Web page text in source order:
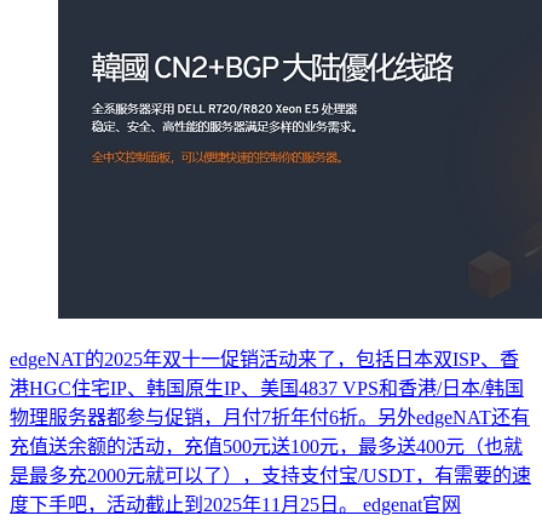
edgeNAT的2025年双十一促销活动来了，包括日本双ISP、香
港HGC住宅IP、韩国原生IP、美国4837 VPS和香港/日本/韩国
物理服务器都参与促销，月付7折年付6折。另外edgeNAT还有
充值送余额的活动，充值500元送100元，最多送400元（也就
是最多充2000元就可以了），支持支付宝/USDT，有需要的速
度下手吧，活动截止到2025年11月25日。 edgenat官网